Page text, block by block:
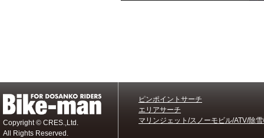
Copyright © CRES.,Ltd.
All Rights Reserved.
ピンポイントサーチ
エリアサーチ
マリンジェット/スノーモビル/ATV/除